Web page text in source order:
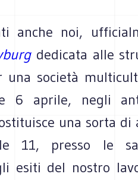
anche noi,
dedicata alle
una società
aprile, negli
una sorta
11, presso le
esiti del nostro